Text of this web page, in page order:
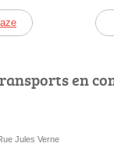
en
Jules Verne